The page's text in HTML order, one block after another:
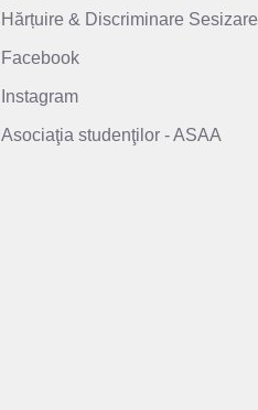
Hărțuire & Discriminare Sesizare
Facebook
Instagram
Asociaţia studenţilor - ASAA